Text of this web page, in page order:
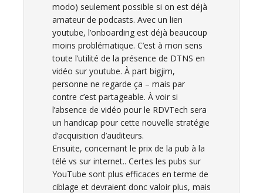
modo) seulement possible si on est déjà
amateur de podcasts. Avec un lien
youtube, l’onboarding est déjà beaucoup
moins problématique. C’est à mon sens
toute l’utilité de la présence de DTNS en
vidéo sur youtube. À part bigjim,
personne ne regarde ça – mais par
contre c’est partageable. À voir si
l’absence de vidéo pour le RDVTech sera
un handicap pour cette nouvelle stratégie
d’acquisition d’auditeurs.
Ensuite, concernant le prix de la pub à la
télé vs sur internet.. Certes les pubs sur
YouTube sont plus efficaces en terme de
ciblage et devraient donc valoir plus, mais